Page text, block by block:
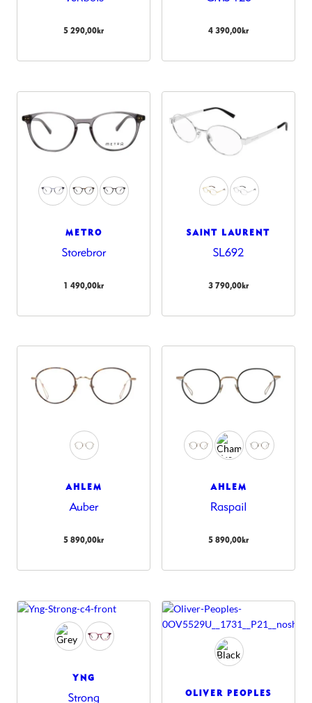
5 290,00kr 4 390,00kr
METRO
Storebror
1 490,00kr
SAINT LAURENT
SL692
3 790,00kr
AHLEM
Auber
5 890,00kr
AHLEM
Raspail
5 890,00kr
YNG
Strong OLIVER PEOPLES